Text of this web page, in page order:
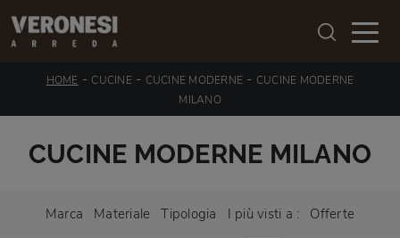
HOME - CUCINE - CUCINE MODERNE - CUCINE MODERNE
MILANO
CUCINE MODERNE MILANO
Marca Materiale Tipologia I più visti a : Offerte